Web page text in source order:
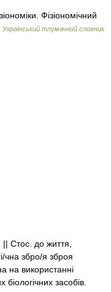
Фізіономічний
Український тлумачний словник
Стос. до життя,
чна збро/я зброя
на використанні
засобів.